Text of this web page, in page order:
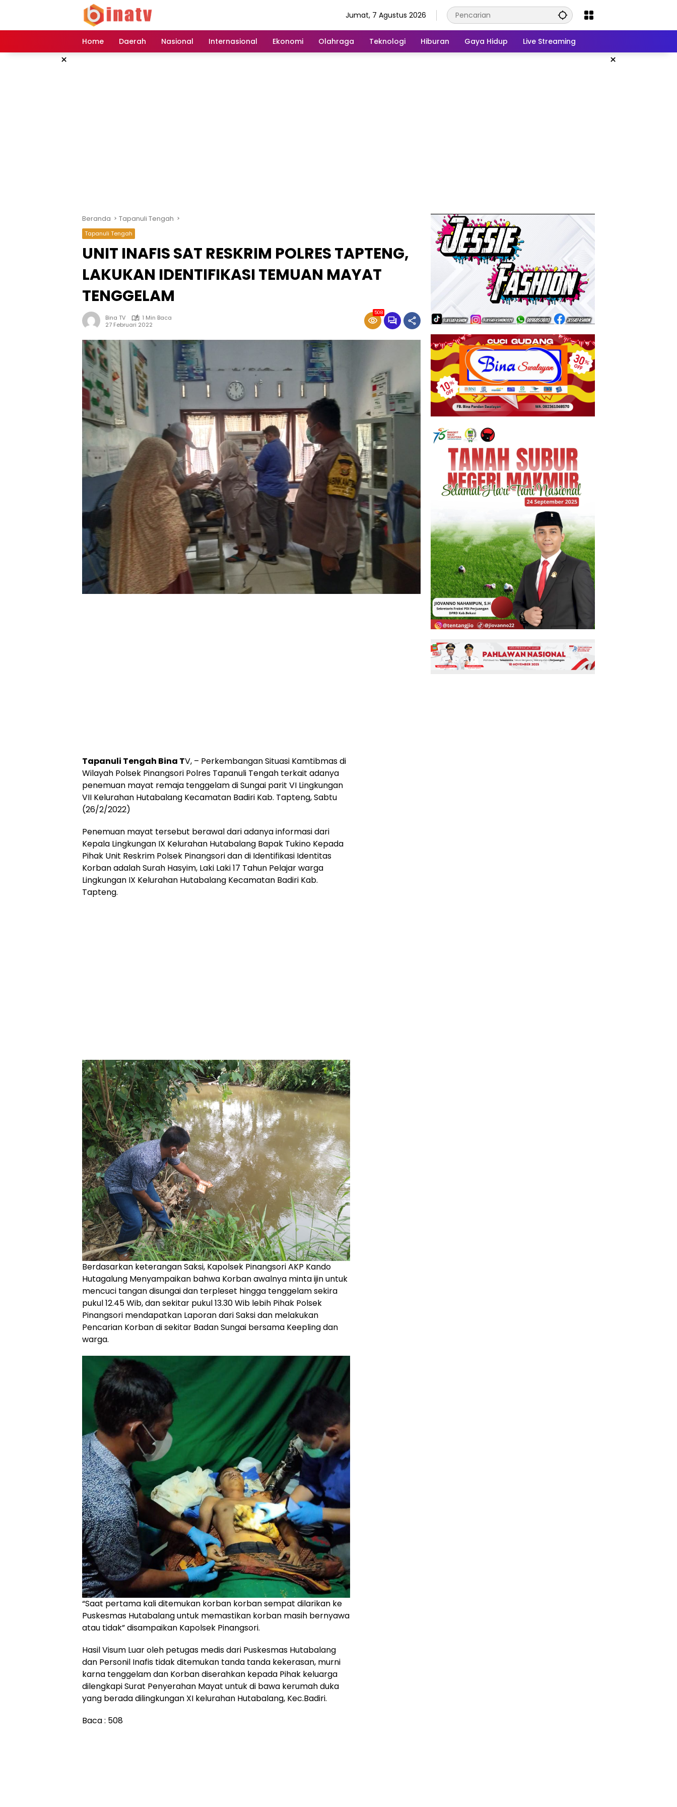
Jumat, 7 Agustus 2026
Home Daerah Nasional Internasional Ekonomi Olahraga Teknologi Hiburan Gaya Hidup Live Streaming
× ×
Beranda Tapanuli Tengah
Tapanuli Tengah
UNIT INAFIS SAT RESKRIM POLRES TAPTENG,
LAKUKAN IDENTIFIKASI TEMUAN MAYAT
TENGGELAM
Bina TV
1 Min Baca
27 Februari 2022
508
Tapanuli Tengah Bina TV, – Perkembangan Situasi Kamtibmas di
Wilayah Polsek Pinangsori Polres Tapanuli Tengah terkait adanya
penemuan mayat remaja tenggelam di Sungai parit VI Lingkungan
VII Kelurahan Hutabalang Kecamatan Badiri Kab. Tapteng, Sabtu
(26/2/2022)
Penemuan mayat tersebut berawal dari adanya informasi dari
Kepala Lingkungan IX Kelurahan Hutabalang Bapak Tukino Kepada
Pihak Unit Reskrim Polsek Pinangsori dan di Identifikasi Identitas
Korban adalah Surah Hasyim, Laki Laki 17 Tahun Pelajar warga
Lingkungan IX Kelurahan Hutabalang Kecamatan Badiri Kab.
Tapteng.
Berdasarkan keterangan Saksi, Kapolsek Pinangsori AKP Kando
Hutagalung Menyampaikan bahwa Korban awalnya minta ijin untuk
mencuci tangan disungai dan terpleset hingga tenggelam sekira
pukul 12.45 Wib, dan sekitar pukul 13.30 Wib lebih Pihak Polsek
Pinangsori mendapatkan Laporan dari Saksi dan melakukan
Pencarian Korban di sekitar Badan Sungai bersama Keepling dan
warga.
“Saat pertama kali ditemukan korban korban sempat dilarikan ke
Puskesmas Hutabalang untuk memastikan korban masih bernyawa
atau tidak” disampaikan Kapolsek Pinangsori.
Hasil Visum Luar oleh petugas medis dari Puskesmas Hutabalang
dan Personil Inafis tidak ditemukan tanda tanda kekerasan, murni
karna tenggelam dan Korban diserahkan kepada Pihak keluarga
dilengkapi Surat Penyerahan Mayat untuk di bawa kerumah duka
yang berada dilingkungan XI kelurahan Hutabalang, Kec.Badiri.
Baca : 508